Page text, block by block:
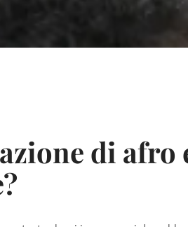
di afro